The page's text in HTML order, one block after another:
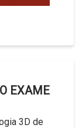
EXAME
3D de